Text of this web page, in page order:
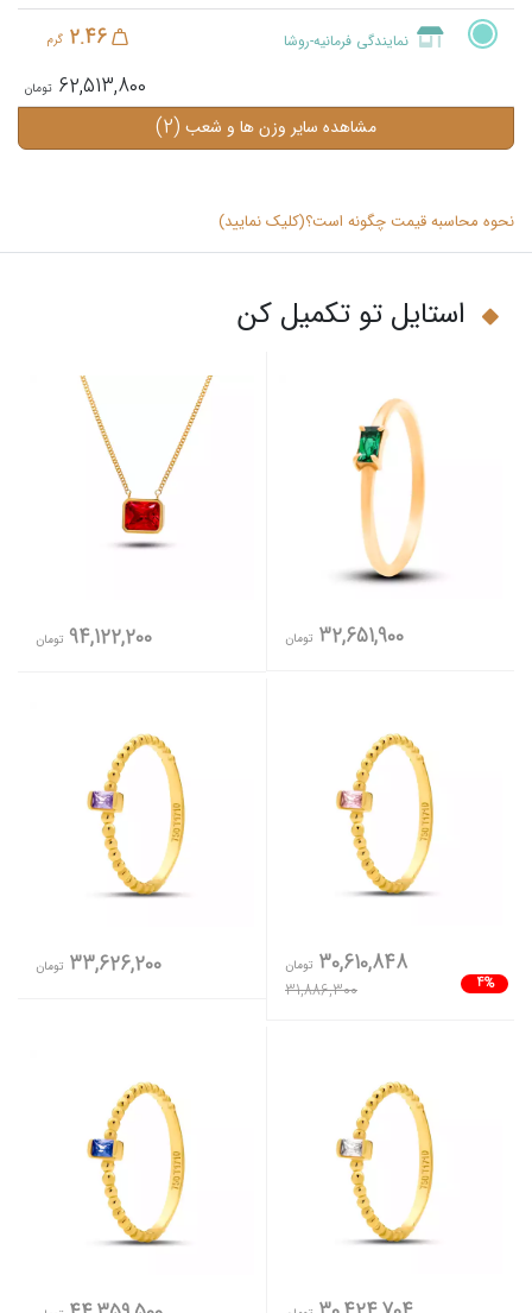
نمایندگی فرمانیه-روشا 2.46 گرم
62,513,800
مشاهده سایر وزن ها و شعب (2)
نحوه محاسبه قیمت چگونه است؟(کلیک نمایید)
استایل تو تکمیل کن
32,651,900 تومان 94,122,200 تومان
4%
30,610,848 تومان
31,886,300
33,626,200 تومان